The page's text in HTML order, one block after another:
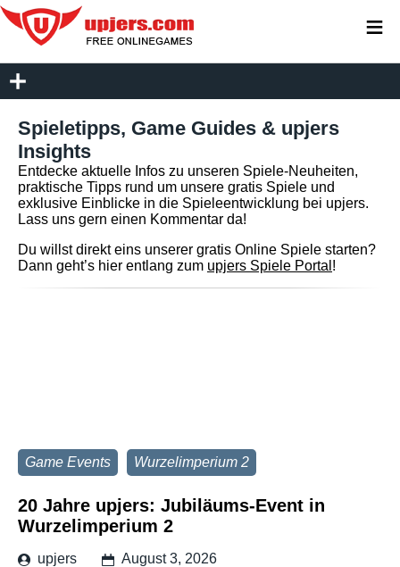
Spieletipps, Game Guides & upjers
Insights
Entdecke aktuelle Infos zu unseren Spiele-Neuheiten,
praktische Tipps rund um unsere gratis Spiele und
exklusive Einblicke in die Spieleentwicklung bei upjers.
Lass uns gern einen Kommentar da!
Du willst direkt eins unserer gratis Online Spiele starten?
Dann geht’s hier entlang zum upjers Spiele Portal !
Game Events Wurzelimperium 2
20 Jahre upjers: Jubiläums-Event in
Wurzelimperium 2
upjers August 3, 2026
≡